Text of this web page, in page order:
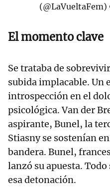
(@LaVueltaFem)
El momento clave
Se trataba de
subida implacable. Un
introspección en el
psicológica. Van der
aspirante, Bunel, la
Stiasny se sostenían
bandera. Bunel,
lanzó su apuesta.
esa detonación.